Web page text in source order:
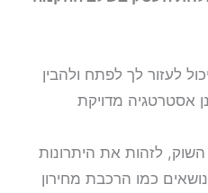
לעזור לך לפתח ולהבין
אסטרטגיה מדויקת
לזהות את היתרונות
כמו הרכבת מחירון